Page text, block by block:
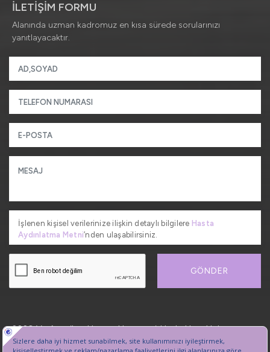
İLETİŞİM FORMU
Alanında uzman kadromuz en kısa sürede sorularınızı
yanıtlayacaktır.
İşlenen kişisel verilerinize ilişkin detaylı bilgilere Hasta
Aydınlatma Metni’nden ulaşabilirsiniz.
GÖNDER
2026, VetAmerikan Hayvan Hastanesi. Her hakkı saklıdır.
Kişisel Verilerin Korunması